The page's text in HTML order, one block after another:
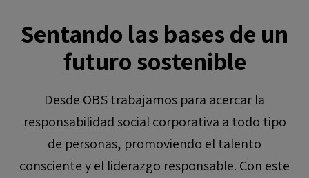
Sentando las bases de un
futuro sostenible
Desde OBS trabajamos para acercar la
responsabilidadsocial corporativa a todo tipo
de personas, promoviendo el talento
consciente y el liderazgo responsable. Con este